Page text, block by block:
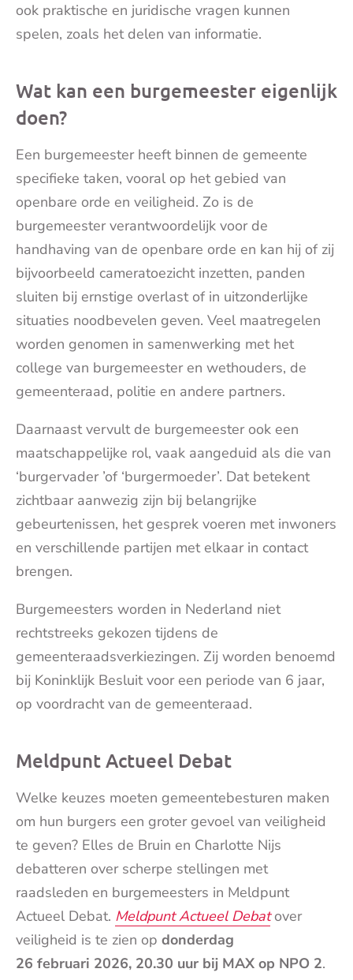
ook praktische en juridische vragen kunnen
spelen, zoals het delen van informatie.
Wat kan een burgemeester eigenlijk
doen?
Een burgemeester heeft binnen de gemeente
specifieke taken, vooral op het gebied van
openbare orde en veiligheid. Zo is de
burgemeester verantwoordelijk voor de
handhaving van de openbare orde en kan hij of zij
bijvoorbeeld cameratoezicht inzetten, panden
sluiten bij ernstige overlast of in uitzonderlijke
situaties noodbevelen geven. Veel maatregelen
worden genomen in samenwerking met het
college van burgemeester en wethouders, de
gemeenteraad, politie en andere partners.
Daarnaast vervult de burgemeester ook een
maatschappelijke rol, vaak aangeduid als die van
‘burgervader ’of ‘burgermoeder’. Dat betekent
zichtbaar aanwezig zijn bij belangrijke
gebeurtenissen, het gesprek voeren met inwoners
en verschillende partijen met elkaar in contact
brengen.
Burgemeesters worden in Nederland niet
rechtstreeks gekozen tijdens de
gemeenteraadsverkiezingen. Zij worden benoemd
bij Koninklijk Besluit voor een periode van 6 jaar,
op voordracht van de gemeenteraad.
Meldpunt Actueel Debat
Welke keuzes moeten gemeentebesturen maken
om hun burgers een groter gevoel van veiligheid
te geven? Elles de Bruin en Charlotte Nijs
debatteren over scherpe stellingen met
raadsleden en burgemeesters in Meldpunt
Actueel Debat. Meldpunt Actueel Debatover
veiligheid is te zien op donderdag
26 februari 2026, 20.30 uur bij MAX op NPO 2.